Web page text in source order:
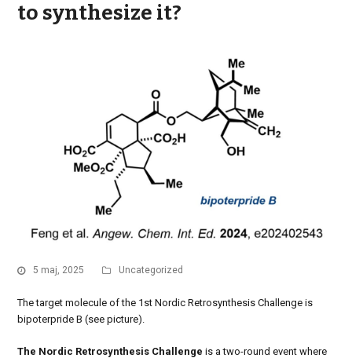
to synthesize it?
5 maj, 2025 Uncategorized
The target molecule of the 1st Nordic Retrosynthesis Challenge is
bipoterpride B (see picture).
The Nordic Retrosynthesis Challenge is a two-round event where